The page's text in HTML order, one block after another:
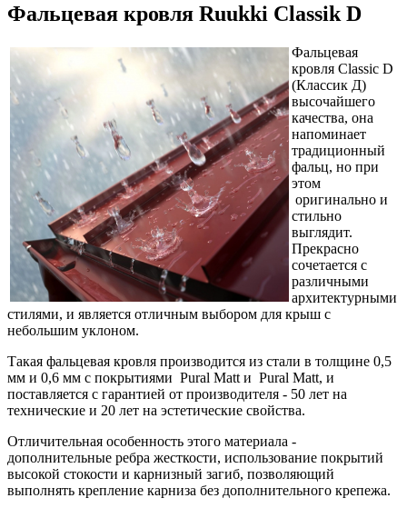
Фальцевая кровля Ruukki Classik D
Фальцевая
кровля Classic D
(Классик Д)
высочайшего
качества, она
напоминает
традиционный
фальц, но при
этом
оригинально и
стильно
выглядит.
Прекрасно
сочетается с
различными
архитектурными
стилями, и является отличным выбором для крыш с
небольшим уклоном.
Такая фальцевая кровля производится из стали в толщине 0,5
мм и 0,6 мм с покрытиями Pural Matt и Pural Matt, и
поставляется с гарантией от производителя - 50 лет на
технические и 20 лет на эстетические свойства.
Отличительная особенность этого материала -
дополнительные ребра жесткости, использование покрытий
высокой стокости и карнизный загиб, позволяющий
выполнять крепление карниза без дополнительного крепежа.